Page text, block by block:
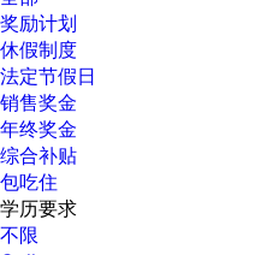
奖励计划
休假制度
法定节假日
销售奖金
年终奖金
综合补贴
包吃住
学历要求
不限